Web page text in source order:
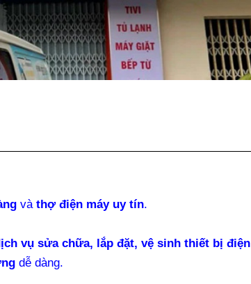
và thợ điện máy uy tín.
vụ sửa chữa, lắp đặt, vệ sinh thiết bị điện
dễ dàng.